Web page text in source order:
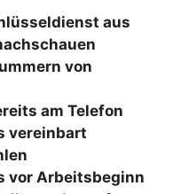
aus
von
am Telefon
vereinbart
vor Arbeitsbeginn